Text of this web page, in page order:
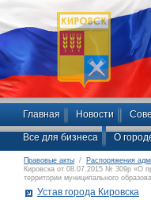
Главная Новости
Все для бизнеса О
Правовые акты / Распоряжения
Кировска от 08.07.2015 № 309р «О
территории муниципального
Устав города Кировска